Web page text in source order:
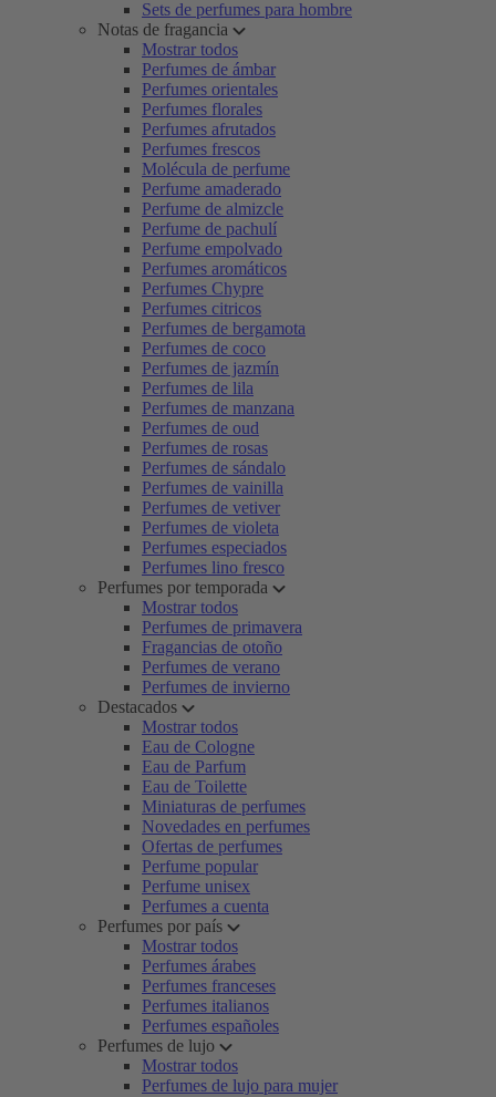
Sets de perfumes para hombre
Notas de fragancia
Mostrar todos
Perfumes de ámbar
Perfumes orientales
Perfumes florales
Perfumes afrutados
Perfumes frescos
Molécula de perfume
Perfume amaderado
Perfume de almizcle
Perfume de pachulí
Perfume empolvado
Perfumes aromáticos
Perfumes Chypre
Perfumes citricos
Perfumes de bergamota
Perfumes de coco
Perfumes de jazmín
Perfumes de lila
Perfumes de manzana
Perfumes de oud
Perfumes de rosas
Perfumes de sándalo
Perfumes de vainilla
Perfumes de vetiver
Perfumes de violeta
Perfumes especiados
Perfumes lino fresco
Perfumes por temporada
Mostrar todos
Perfumes de primavera
Fragancias de otoño
Perfumes de verano
Perfumes de invierno
Destacados
Mostrar todos
Eau de Cologne
Eau de Parfum
Eau de Toilette
Miniaturas de perfumes
Novedades en perfumes
Ofertas de perfumes
Perfume popular
Perfume unisex
Perfumes a cuenta
Perfumes por país
Mostrar todos
Perfumes árabes
Perfumes franceses
Perfumes italianos
Perfumes españoles
Perfumes de lujo
Mostrar todos
Perfumes de lujo para mujer